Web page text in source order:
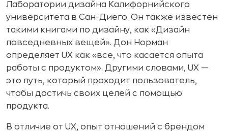
Лаборатории дизайна Калифорнийского
университета в Сан-Диего. Он также известен
такими книгами по дизайну, как «Дизайн
повседневных вещей». Дон Норман
определяет UX как «все, что касается опыта
работы с продуктом». Другими словами, UX —
это путь, который проходит пользователь,
чтобы достичь своих целей с помощью
продукта.
В отличие от UX, опыт отношений с брендом